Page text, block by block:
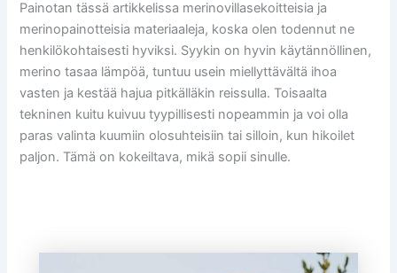
Painotan tässä artikkelissa merinovillasekoitteisia ja
merinopainotteisia materiaaleja, koska olen todennut ne
henkilökohtaisesti hyviksi. Syykin on hyvin käytännöllinen,
merino tasaa lämpöä, tuntuu usein miellyttävältä ihoa
vasten ja kestää hajua pitkälläkin reissulla. Toisaalta
tekninen kuitu kuivuu tyypillisesti nopeammin ja voi olla
paras valinta kuumiin olosuhteisiin tai silloin, kun hikoilet
paljon. Tämä on kokeiltava, mikä sopii sinulle.